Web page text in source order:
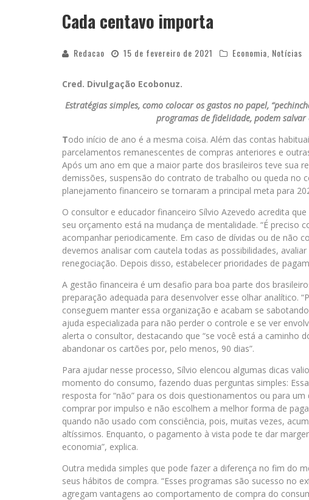
Cada centavo importa
Redacao 15 de fevereiro de 2021 Economia Notícias
Cred. Divulgação Ecobonuz.
Estratégias simples, como colocar os gastos no papel,
programas de fidelidade, podem
Todo início de ano é a mesma coisa. Além das contas
parcelamentos remanescentes de compras anteriores e
Após um ano em que a maior parte dos brasileiros teve sua
demissões, suspensão do contrato de trabalho ou queda no
planejamento financeiro se tornaram a principal meta para
O consultor e educador financeiro Sílvio Azevedo acredita
seu orçamento está na mudança de mentalidade. “É preciso
acompanhar periodicamente. Em caso de dívidas ou de não
devemos analisar com cautela todas as possibilidades,
renegociação. Depois disso, estabelecer prioridades de
A gestão financeira é um desafio para boa parte dos
preparação adequada para desenvolver esse olhar analítico.
conseguem manter essa organização e acabam se
ajuda especializada para não perder o controle e se ver
alerta o consultor, destacando que “se você está a caminho
abandonar os cartões por, pelo menos, 90 dias”.
Para ajudar nesse processo, Sílvio elencou algumas dicas
momento do consumo, fazendo duas perguntas simples:
resposta for “não” para os dois questionamentos ou para
comprar por impulso e não escolhem a melhor forma de
quando não usado com consciência, pois, muitas vezes,
altíssimos. Enquanto, o pagamento à vista pode te dar
economia”, explica.
Outra medida simples que pode fazer a diferença no fim do
seus hábitos de compra. “Esses programas são sucesso no
agregam vantagens ao comportamento de compra do